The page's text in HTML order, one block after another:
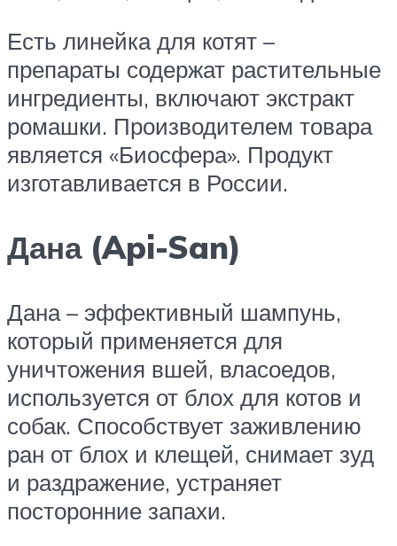
Есть линейка для котят –
препараты содержат растительные
ингредиенты, включают экстракт
ромашки. Производителем товара
является «Биосфера». Продукт
изготавливается в России.
Дана (Api-San)
Дана – эффективный шампунь,
который применяется для
уничтожения вшей, власоедов,
используется от блох для котов и
собак. Способствует заживлению
ран от блох и клещей, снимает зуд
и раздражение, устраняет
посторонние запахи.